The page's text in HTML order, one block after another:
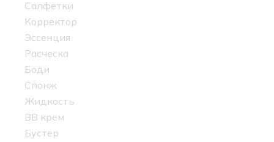
Салфетки
Корректор
Эссенция
Расческа
Боди
Спонж
Жидкость
BB крем
Бустер